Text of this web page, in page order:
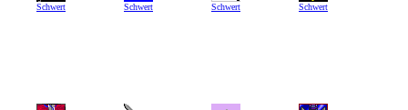
Schwert Schwert Schwert Schwert